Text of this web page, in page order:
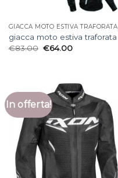
GIACCA MOTO ESTIVA TRAFORATA
giacca moto estiva traforata
€83.00 €64.00
In offerta!